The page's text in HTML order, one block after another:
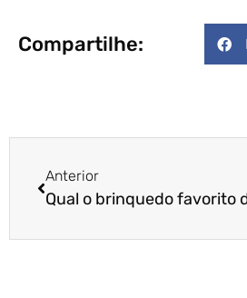
Compartilhe:
Anterior
Qual o brinquedo favorito